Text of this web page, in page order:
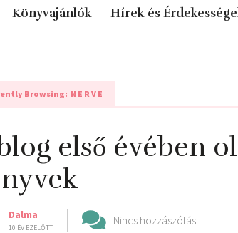
Könyvajánlók Hírek és
Browsing: NERVE
első évében
Dalma
10 ÉV EZELŐTT
Nincs hozzászólás